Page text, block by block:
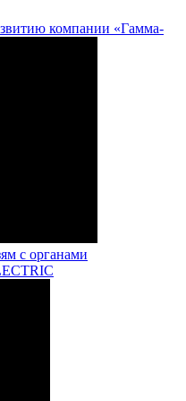
компании «Гамма-
с органами